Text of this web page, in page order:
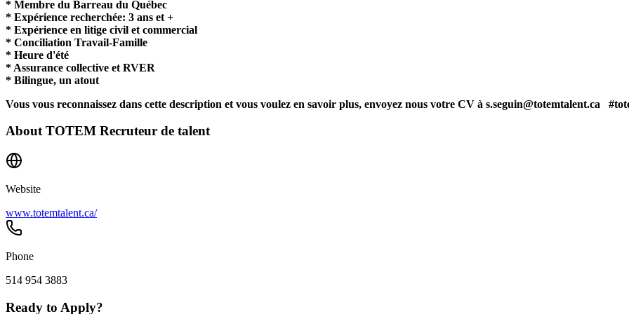
* Membre du Barreau du Québec
* Expérience recherchée: 3 ans et +
* Expérience en litige civil et commercial
* Conciliation Travail-Famille
* Heure d'été
* Assurance collective et RVER
* Bilingue, un atout
Vous vous reconnaissez dans cette description et vous voulez en savoir plus, envoyez nous votre CV à s.seguin@totemtalent.ca
About TOTEM Recruteur de talent
Website
www.totemtalent.ca/
Phone
514 954 3883
Ready to Apply?